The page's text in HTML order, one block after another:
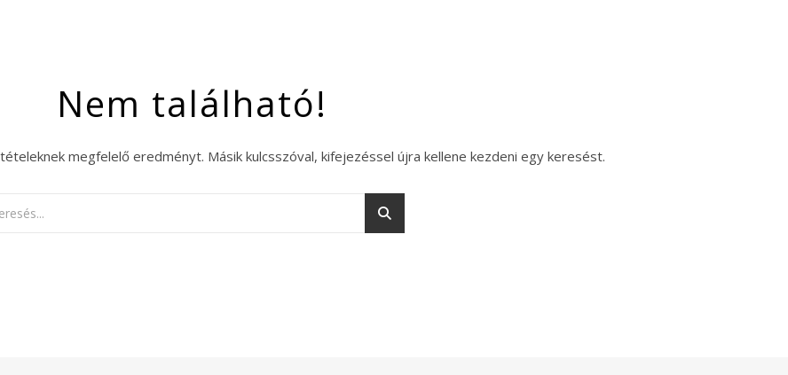
Nem található!
megfelelő eredményt. Másik kulcsszóval, kifejezéssel újra kellene kezdeni egy keresést.